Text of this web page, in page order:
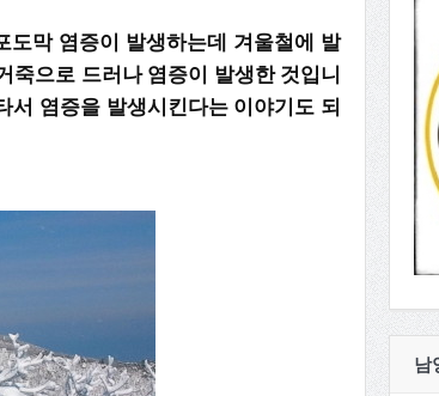
도막 염증이 발생하는데 겨울철에 발
죽으로 드러나 염증이 발생한 것입니
염증을 발생시킨다는 이야기도 되
남